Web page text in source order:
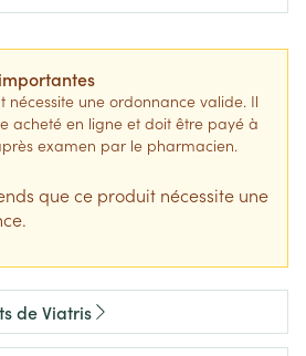
nécessite une ordonnance valide. Il
acheté en ligne et doit être payé à
examen par le pharmacien.
que ce produit nécessite une
de Viatris